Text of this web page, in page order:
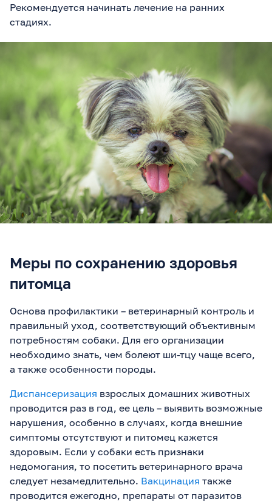
Рекомендуется начинать лечение на ранних
стадиях.
Меры по сохранению здоровья
питомца
Основа профилактики – ветеринарный контроль и
правильный уход, соответствующий объективным
потребностям собаки. Для его организации
необходимо знать, чем болеют ши-тцу чаще всего,
а также особенности породы.
Диспансеризация взрослых домашних животных
проводится раз в год, ее цель – выявить возможные
нарушения, особенно в случаях, когда внешние
симптомы отсутствуют и питомец кажется
здоровым. Если у собаки есть признаки
недомогания, то посетить ветеринарного врача
следует незамедлительно. Вакцинация также
проводится ежегодно, препараты от паразитов